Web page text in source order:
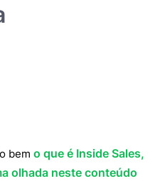
bem o que é Inside Sales,
olhada neste conteúdo